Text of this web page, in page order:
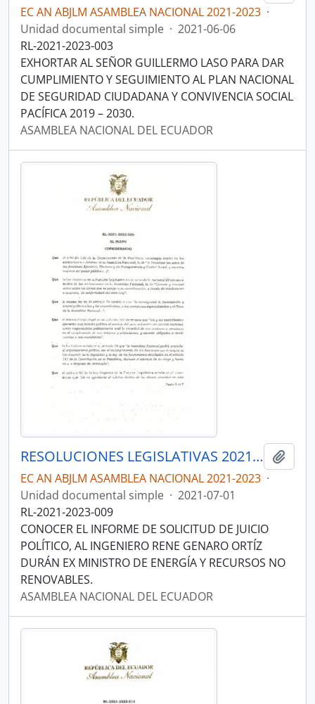
EC AN ABJLM ASAMBLEA NACIONAL 2021-2023 ·
Unidad documental simple · 2021-06-06
RL-2021-2023-003
EXHORTAR AL SEÑOR GUILLERMO LASO PARA DAR
CUMPLIMIENTO Y SEGUIMIENTO AL PLAN NACIONAL
DE SEGURIDAD CIUDADANA Y CONVIVENCIA SOCIAL
PACÍFICA 2019 – 2030.
ASAMBLEA NACIONAL DEL ECUADOR
RESOLUCIONES LEGISLATIVAS 2021-2023
EC AN ABJLM ASAMBLEA NACIONAL 2021-2023 ·
Unidad documental simple · 2021-07-01
RL-2021-2023-009
CONOCER EL INFORME DE SOLICITUD DE JUICIO
POLÍTICO, AL INGENIERO RENE GENARO ORTÍZ
DURÁN EX MINISTRO DE ENERGÍA Y RECURSOS NO
RENOVABLES.
ASAMBLEA NACIONAL DEL ECUADOR